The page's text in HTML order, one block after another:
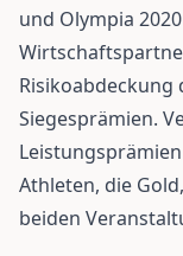
und Olympia
Siegesprämien.
Athleten, die
beiden